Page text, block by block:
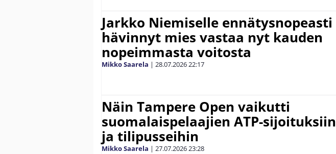
Jarkko Niemiselle ennätysnopeasti
hävinnyt mies vastaa nyt kauden
nopeimmasta voitosta
Mikko Saarela | 28.07.202622:17
Näin Tampere Open vaikutti
suomalaispelaajien ATP-sijoituksiin
ja tilipusseihin
Mikko Saarela | 27.07.202623:28